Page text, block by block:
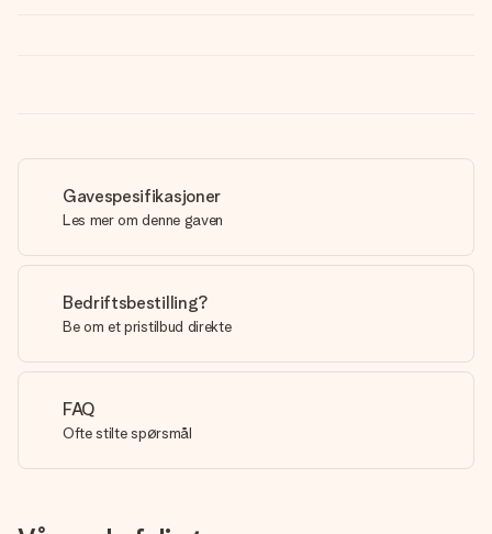
Gavespesifikasjoner
Les mer om denne gaven
Bedriftsbestilling?
Be om et pristilbud direkte
FAQ
Ofte stilte spørsmål